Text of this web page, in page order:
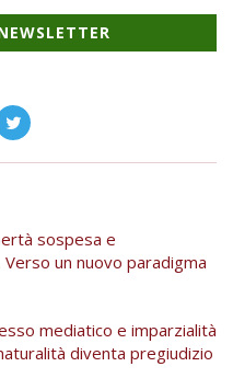
sospesa e
un nuovo paradigma
mediatico e imparzialità
diventa pregiudizio